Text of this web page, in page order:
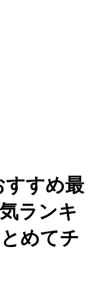
すすめ最
ランキ
めてチ